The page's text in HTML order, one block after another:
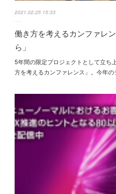
2021.02.25 15:33
働き方を考えるカンファレ
ら」
5年間の限定プロジェクトとして立ち
方を考えるカンファレンス」。今年